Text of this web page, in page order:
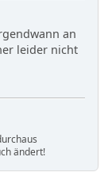
an
leider nicht
ändert!